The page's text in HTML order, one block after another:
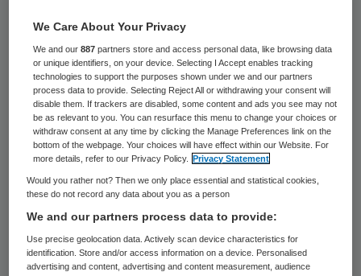
veranderd. Dat schrijft minister Edith
Schippers (Volksgezondheid) dinsdag aan
de Tweede Kamer.
Donorcodicil
Mensen die dat willen, kunnen nu uit eigen
beweging een donorcodicil invullen. Volgens
de VVD-bewindsvrouw hebben
onderzoeken aangetoond dat een ander
We Care About Your Privacy
We and our887 partners store and access personal data, like browsing data
or unique identifiers, on your device. Selecting I Accept enables tracking
technologies to support the purposes shown under we and our partners
process data to provide. Selecting Reject All or withdrawing your consent will
disable them. If trackers are disabled, some content and ads you see may not
be as relevant to you. You can resurface this menu to change your choices or
withdraw consent at any time by clicking the Manage Preferences link on the
bottom of the webpage. Your choices will have effect within our Website. For
more details, refer to our Privacy Policy.
Privacy Statement
Would you rather not? Then we only place essential and statistical cookies,
these do not record any data about you as a person
We and our partners process data to provide:
Use precise geolocation data. Actively scan device characteristics for
identification. Store and/or access information on a device. Personalised
advertising and content, advertising and content measurement, audience